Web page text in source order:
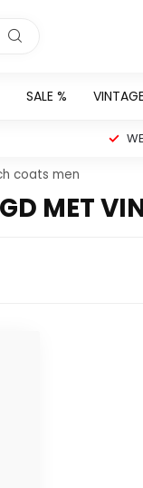
SALE %
coats men
MET